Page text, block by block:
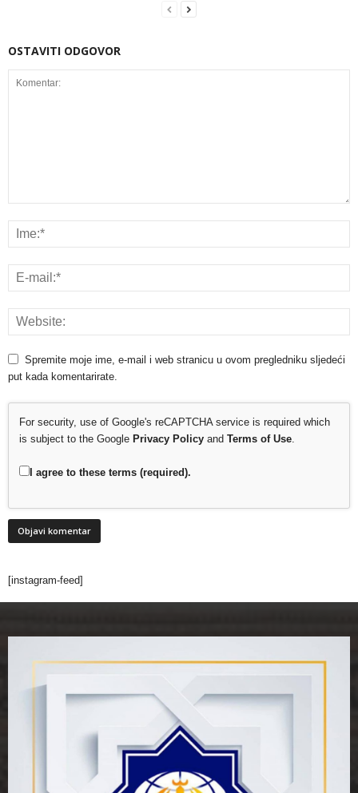
OSTAVITI ODGOVOR
Spremite moje ime, e-mail i web stranicu u ovom pregledniku sljedeći
put kada komentarirate.
For security, use of Google's reCAPTCHA service is required which
is subject to the Google Privacy Policy and Terms of Use.
I agree to these terms (required).
[instagram-feed]